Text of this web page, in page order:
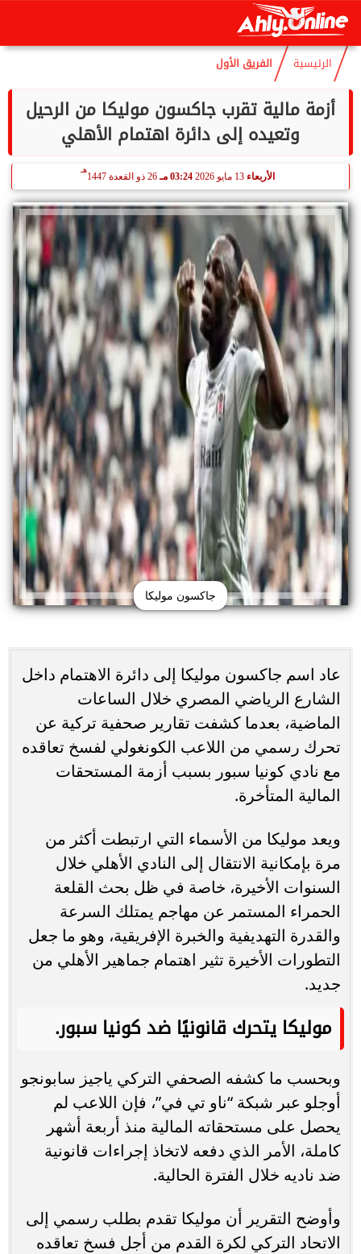
السبت
الرئيسية الفريق الأول
أزمة مالية تقرب جاكسون موليكا من الرحيل
وتعيده إلى دائرة اهتمام الأهلي
الأربعاء 13 مايو 2026 03:24 مـ 26 ذو القعدة 1447
هـ
جاكسون موليكا
عاد اسم جاكسون موليكا إلى دائرة الاهتمام داخل
الشارع الرياضي المصري خلال الساعات
الماضية، بعدما كشفت تقارير صحفية تركية عن
تحرك رسمي من اللاعب الكونغولي لفسخ تعاقده
مع نادي كونيا سبور بسبب أزمة المستحقات
المالية المتأخرة.
ويعد موليكا من الأسماء التي ارتبطت أكثر من
مرة بإمكانية الانتقال إلى النادي الأهلي خلال
السنوات الأخيرة، خاصة في ظل بحث القلعة
الحمراء المستمر عن مهاجم يمتلك السرعة
والقدرة التهديفية والخبرة الإفريقية، وهو ما جعل
التطورات الأخيرة تثير اهتمام جماهير الأهلي من
جديد.
موليكا يتحرك قانونيًا ضد كونيا سبور.
وبحسب ما كشفه الصحفي التركي ياجيز سابونجو
أوجلو عبر شبكة “ناو تي في”، فإن اللاعب لم
يحصل على مستحقاته المالية منذ أربعة أشهر
كاملة، الأمر الذي دفعه لاتخاذ إجراءات قانونية
ضد ناديه خلال الفترة الحالية.
وأوضح التقرير أن موليكا تقدم بطلب رسمي إلى
الاتحاد التركي لكرة القدم من أجل فسخ تعاقده